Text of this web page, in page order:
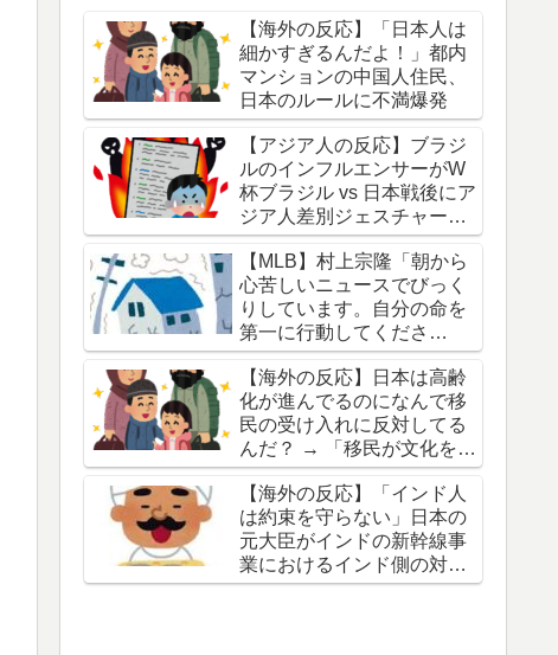
【海外の反応】「日本人は
細かすぎるんだよ！」都内
マンションの中国人住民、
日本のルールに不満爆発
【アジア人の反応】ブラジ
ルのインフルエンサーがW
杯ブラジル vs 日本戦後にア
ジア人差別ジェスチャーし
ている写真を投稿して炎上
中
【MLB】村上宗隆「朝から
心苦しいニュースでびっく
りしています。自分の命を
第一に行動してくださ
い。」 → 「本当に胸が痛
む」「最近大きな地震が多
くないか？」
【海外の反応】日本は高齢
化が進んでるのになんで移
民の受け入れに反対してる
んだ？ → 「移民が文化を破
壊すると思ってるからな」
「他国の失敗を見てきたか
らだろ」
【海外の反応】「インド人
は約束を守らない」日本の
元大臣がインドの新幹線事
業におけるインド側の対応
を批判